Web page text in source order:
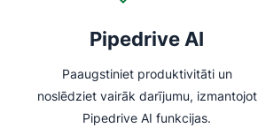
Pipedrive AI
Paaugstiniet produktivitāti un
noslēdziet vairāk darījumu, izmantojot
Pipedrive AI funkcijas.